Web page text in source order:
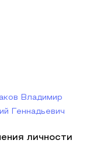
Владимир
Геннадьевич
личности